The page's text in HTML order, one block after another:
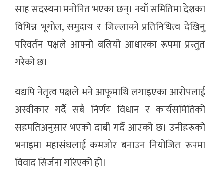
साह सदस्यमा मनोनित भएका छन्। नयाँ समितिमा देशका
विभिन्न भूगोल, समुदाय र जिल्लाको प्रतिनिधित्व देखिनु
परिवर्तन पक्षले आफ्नो बलियो आधारका रूपमा प्रस्तुत
गरेको छ।
यद्यपि नेतृत्व पक्षले भने आफूमाथि लगाइएका आरोपलाई
अस्वीकार गर्दै सबै निर्णय विधान र कार्यसमितिको
सहमतिअनुसार भएको दाबी गर्दै आएको छ। उनीहरूको
भनाइमा महासंघलाई कमजोर बनाउन नियोजित रूपमा
विवाद सिर्जना गरिएको हो।